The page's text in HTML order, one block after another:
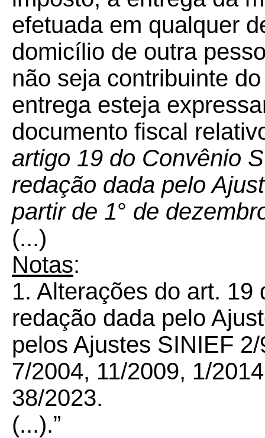
efetuada em qualquer
domicílio de outra
não seja contribuinte
entrega esteja
documento fiscal
artigo 19 do Convênio
redação dada pelo
partir de 1° de
(...)
Notas:
1. Alterações do art. 19
redação dada pelo
pelos Ajustes SINIEF
7/2004, 11/2009, 1/
38/2023.
(...).”